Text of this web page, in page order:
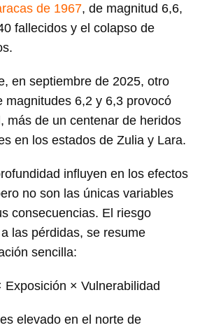
de 1967, de magnitud 6,6,
fallecidos y el colapso de
en septiembre de 2025, otro
magnitudes 6,2 y 6,3 provocó
más de un centenar de heridos
en los estados de Zulia y Lara.
influyen en los efectos
no son las únicas variables
consecuencias. El riesgo
las pérdidas, se resume
sencilla:
Exposición × Vulnerabilidad
elevado en el norte de